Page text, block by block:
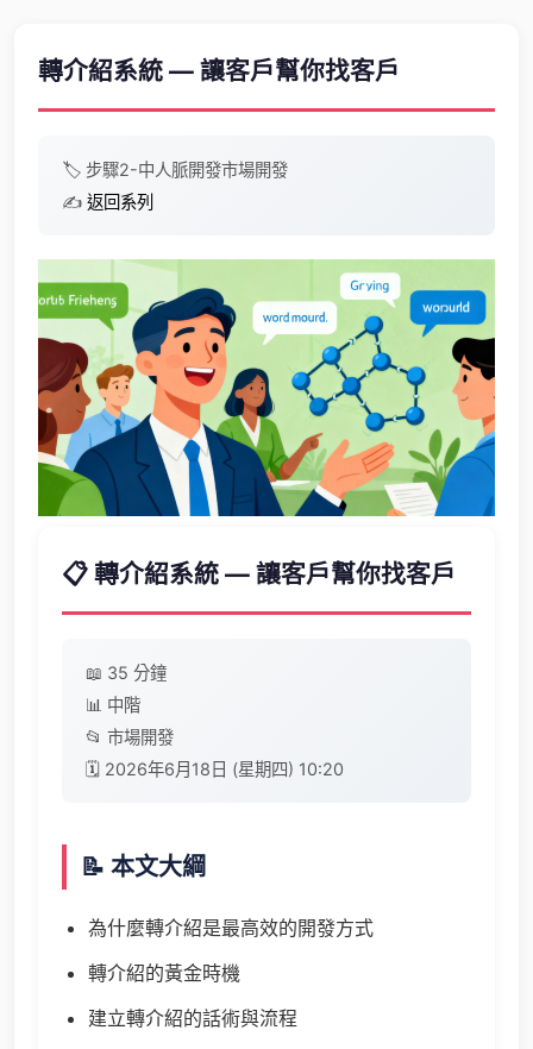
轉介紹系統 — 讓客戶幫你找客戶
🏷️ 步驟2-中人脈開發市場開發
✍️ 返回系列
📋 轉介紹系統 — 讓客戶幫你找客戶
📖 35 分鐘
📊 中階
📂 市場開發
🗓️ 2026年6月18日 (星期四) 10:20
📝 本文大綱
為什麼轉介紹是最高效的開發方式
轉介紹的黃金時機
建立轉介紹的話術與流程